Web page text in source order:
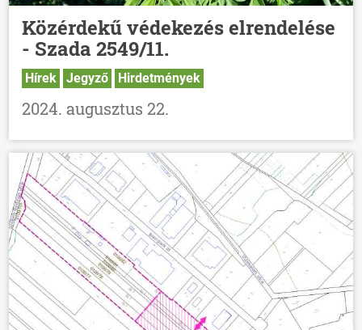
Közérdekű védekezés elrendelése
- Szada 2549/11.
Hírek Jegyző Hirdetmények
2024. augusztus 22.